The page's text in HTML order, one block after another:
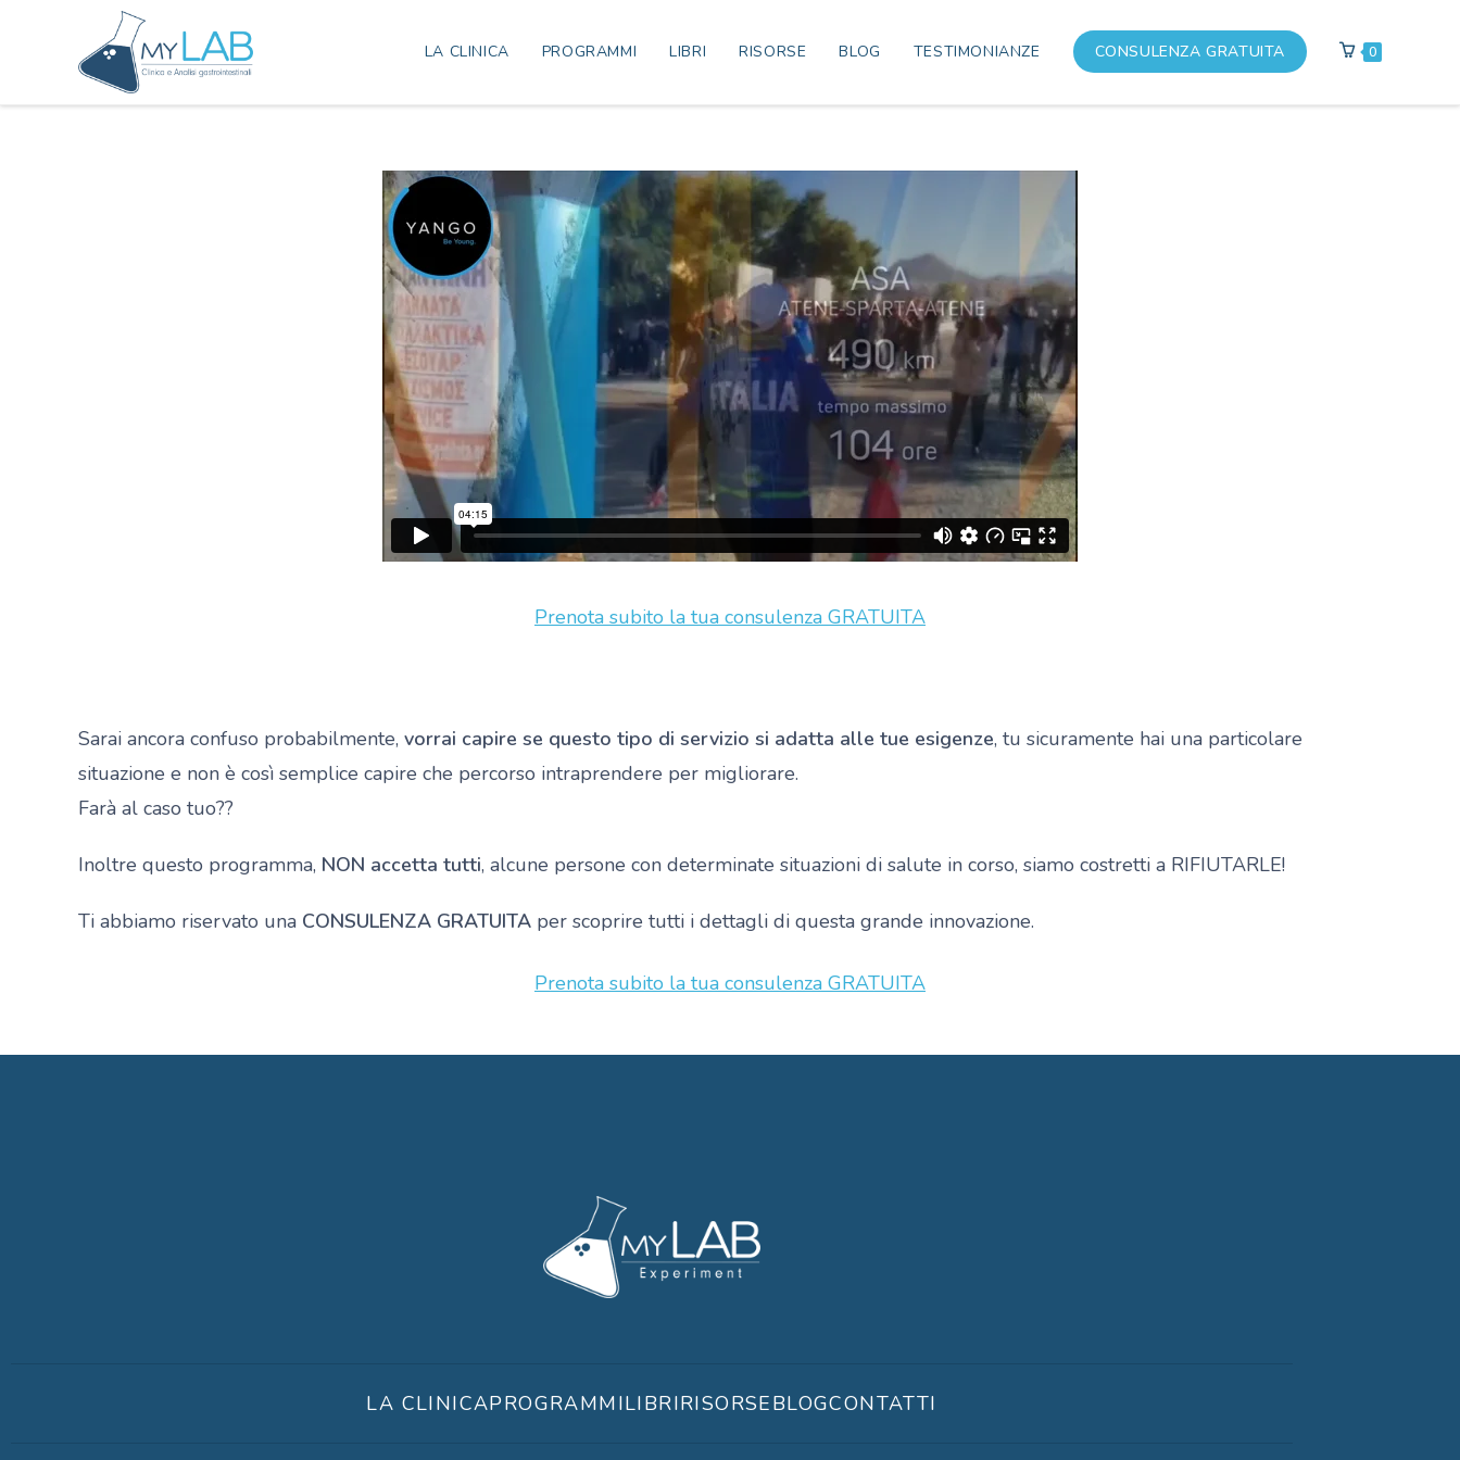
LA CLINICA PROGRAMMI LIBRI RISORSE BLOG TESTIMONIANZE CONSULENZA GRATUITA 0
Prenota subito la tua consulenza GRATUITA
Sarai ancora confuso probabilmente, vorrai capire se questo tipo di servizio si adatta alle tue esigenze, tu sicuramente hai una particolare
situazione e non è così semplice capire che percorso intraprendere per migliorare.
Farà al caso tuo??
Inoltre questo programma, NON accetta tutti, alcune persone con determinate situazioni di salute in corso, siamo costretti a RIFIUTARLE!
Ti abbiamo riservato una CONSULENZA GRATUITA per scoprire tutti i dettagli di questa grande innovazione.
Prenota subito la tua consulenza GRATUITA
LA CLINICAPROGRAMMILIBRIRISORSEBLOGCONTATTI